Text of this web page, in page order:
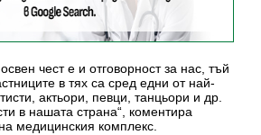
чест е и отговорност за нас, тъй
в тях са сред едни от най-
актьори, певци, танцьори и др.
в нашата страна“, коментира
медицинския комплекс.